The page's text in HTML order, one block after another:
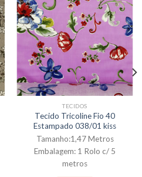
TECIDOS
Tecido Tricoline Fio 40
Estampado 038/01 kiss
Tamanho:1,47 Metros
Embalagem: 1 Rolo c/ 5
metros